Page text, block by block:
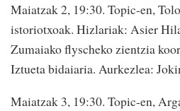
Maiatzak 2, 19:30. Topic-en,
istoriotxoak. Hizlariak: Asier
Zumaiako flyscheko zientzia
Iztueta bidaiaria. Aurkezlea:
Maiatzak 3, 19:30. Topic-en,